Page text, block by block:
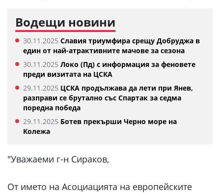
Водещи новини
30.11.2025 Славия триумфира срещу Добруджа в
един от най-атрактивните мачове за сезона
30.11.2025 Локо (Пд) с информация за феновете
преди визитата на ЦСКА
29.11.2025 ЦСКА продължава да лети при Янев,
разправи се брутално със Спартак за седма
поредна победа
29.11.2025 Ботев прекърши Черно море на
Колежа
"Уважаеми г-н Сираков,
От името на Асоциацията на европейските